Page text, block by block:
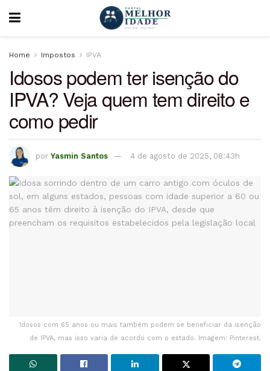
Home Impostos IPVA
Idosos podem ter isenção do
IPVA? Veja quem tem direito e
como pedir
por Yasmin Santos 4 de agosto de 2025, 08:43h
Idosos com 65 anos ou mais também podem se beneficiar da isenção
de IPVA, mas isso varia de acordo com o estado. Imagem: Pinterest.